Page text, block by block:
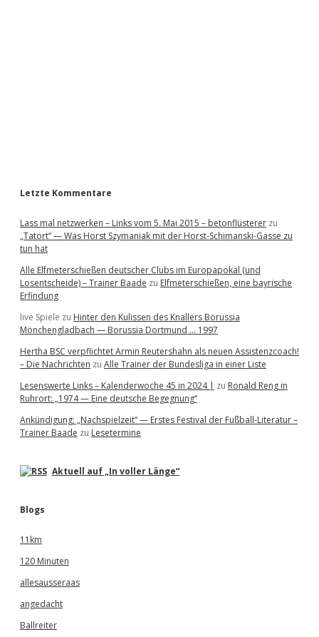
Letzte Kommentare
Lass mal netzwerken – Links vom 5. Mai 2015 – betonflüsterer zu
„Tatort“ — Was Horst Szymaniak mit der Horst-Schimanski-Gasse zu
tun hat
Alle Elfmeterschießen deutscher Clubs im Europapokal (und
Losentscheide) – Trainer Baade zu Elfmeterschießen, eine bayrische
Erfindung
live Spiele zu Hinter den Kulissen des Knallers Borussia
Mönchengladbach — Borussia Dortmund … 1997
Hertha BSC verpflichtet Armin Reutershahn als neuen Assistenzcoach!
– Die Nachrichten zu Alle Trainer der Bundesliga in einer Liste
Lesenswerte Links – Kalenderwoche 45 in 2024 | zu Ronald Reng in
Ruhrort: „1974 — Eine deutsche Begegnung“
Ankündigung: „Nachspielzeit“ — Erstes Festival der Fußball-Literatur –
Trainer Baade zu Lesetermine
Aktuell auf „In voller Länge“
Blogs
11km
120 Minuten
allesausseraas
angedacht
Ballreiter